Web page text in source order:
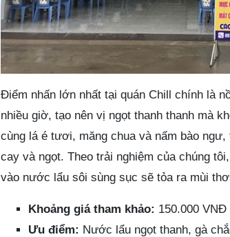
Điểm nhấn lớn nhất tại quán Chill chính là
nhiều giờ, tạo nên vị ngọt thanh thanh mà
cùng lá é tươi, măng chua và nấm bào
cay và ngọt. Theo trải nghiệm của chúng
vào nước lẩu sôi sùng sục sẽ tỏa ra mùi
Khoảng giá tham khảo: 150.000
Ưu điểm: Nước lẩu ngọt thanh, gà